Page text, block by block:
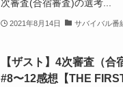
次審査(合宿審査)の選考...
2021年8月14日 サバイバル番
【ザスト】4次審査（
#8〜12感想【THE FIRST